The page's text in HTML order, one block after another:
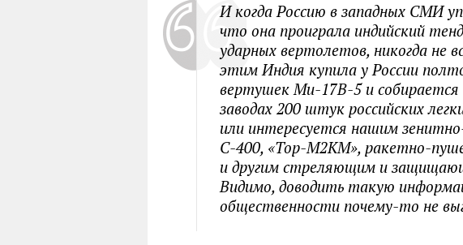
И когда Россию в западных СМИ
что она проиграла индийский
ударных вертолетов, никогда не
этим Индия купила у России
вертушек Ми-17В-5 и собирается
заводах 200 штук российских
или интересуется нашим
С-400, «Тор-М2КМ», ракетно-
и другим стреляющим и
Видимо, доводить такую
общественности почему-то не